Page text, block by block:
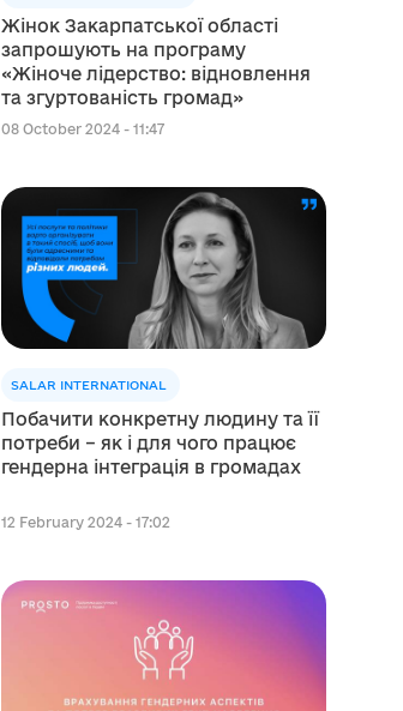
Жінок Закарпатської області
запрошують на програму
«Жіноче лідерство: відновлення
та згуртованість громад»
08 October 2024 - 11:47
SALAR INTERNATIONAL
Побачити конкретну людину та її
потреби – як і для чого працює
гендерна інтеграція в громадах
12 February 2024 - 17:02